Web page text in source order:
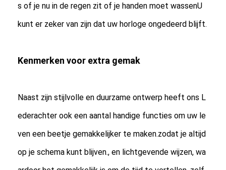
s of je nu in de regen zit of je handen moet wassenU
kunt er zeker van zijn dat uw horloge ongedeerd blijft.
Kenmerken voor extra gemak
Naast zijn stijlvolle en duurzame ontwerp heeft ons L
ederachter ook een aantal handige functies om uw le
ven een beetje gemakkelijker te maken.zodat je altijd
op je schema kunt blijven., en lichtgevende wijzen, wa